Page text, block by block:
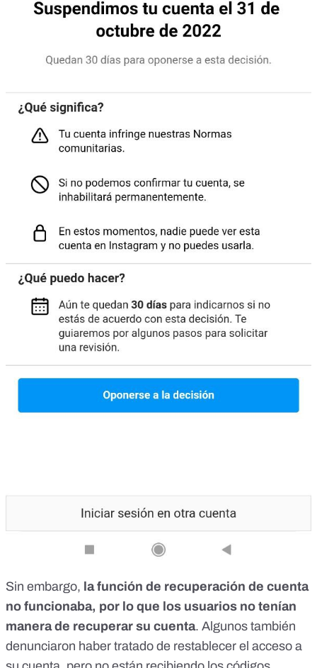
Sin embargo, la función de recuperación de cuenta
no funcionaba, por lo que los usuarios no tenían
manera de recuperar su cuenta. Algunos también
denunciaron haber tratado de restablecer el acceso a